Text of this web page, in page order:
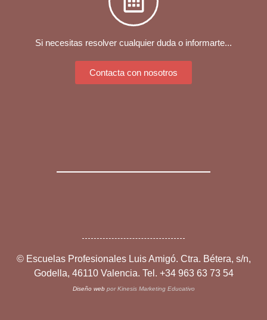
Si necesitas resolver cualquier duda o informarte...
Contacta con nosotros
© Escuelas Profesionales Luis Amigó. Ctra. Bétera, s/n,
Godella, 46110 Valencia. Tel. +34 963 63 73 54
Diseño web por Kinesis Marketing Educativo